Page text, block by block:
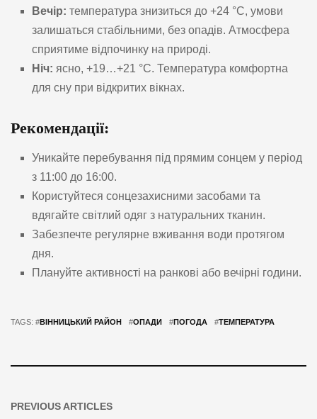
Вечір: температура знизиться до +24 °C, умови
залишаться стабільними, без опадів. Атмосфера
сприятиме відпочинку на природі.
Ніч: ясно, +19…+21 °C. Температура комфортна
для сну при відкритих вікнах.
Рекомендації:
Уникайте перебування під прямим сонцем у період
з 11:00 до 16:00.
Користуйтеся сонцезахисними засобами та
вдягайте світлий одяг з натуральних тканин.
Забезпечте регулярне вживання води протягом
дня.
Плануйте активності на ранкові або вечірні години.
TAGS: #ВІННИЦЬКИЙ РАЙОН #ОПАДИ #ПОГОДА #ТЕМПЕРАТУРА
PREVIOUS ARTICLES